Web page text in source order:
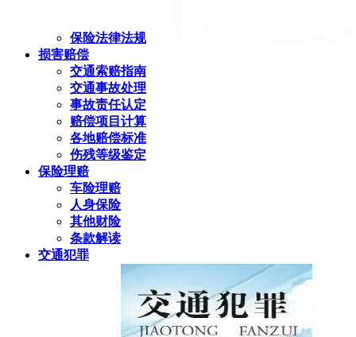
保险法律法规
损害赔偿
交通索赔指南
交通事故处理
事故责任认定
赔偿项目计算
各地赔偿标准
伤残等级鉴定
保险理赔
车险理赔
人身保险
其他财险
条款解读
交通犯罪